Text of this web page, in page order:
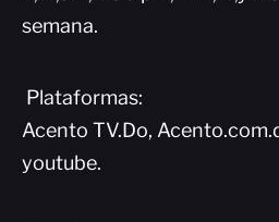
semana.
Plataformas:
Acento TV.Do,
youtube.